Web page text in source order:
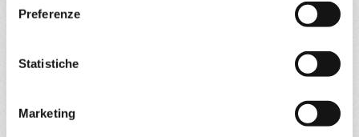
Preferenze
Statistiche
Marketing